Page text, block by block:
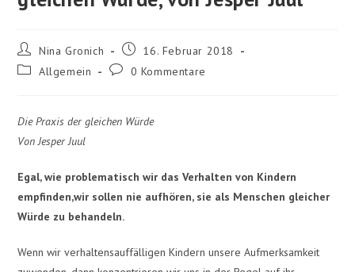
Nina Gronich
16. Februar 2018
Allgemein
0 Kommentare
Die Praxis der gleichen Würde
Von Jesper Juul
Egal, wie problematisch wir das Verhalten von Kindern
empfinden,wir sollen nie aufhören, sie als Menschen gleicher
Würde zu behandeln.
Wenn wir verhaltensauffälligen Kindern unsere Aufmerksamkeit